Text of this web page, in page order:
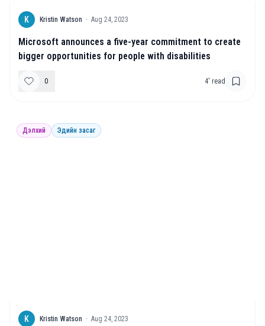
K Kristin Watson · Aug 24, 2023
Microsoft announces a five-year commitment to create
bigger opportunities for people with disabilities
0 4' read
Дэлхий Эдийн засаг
K Kristin Watson · Aug 24, 2023